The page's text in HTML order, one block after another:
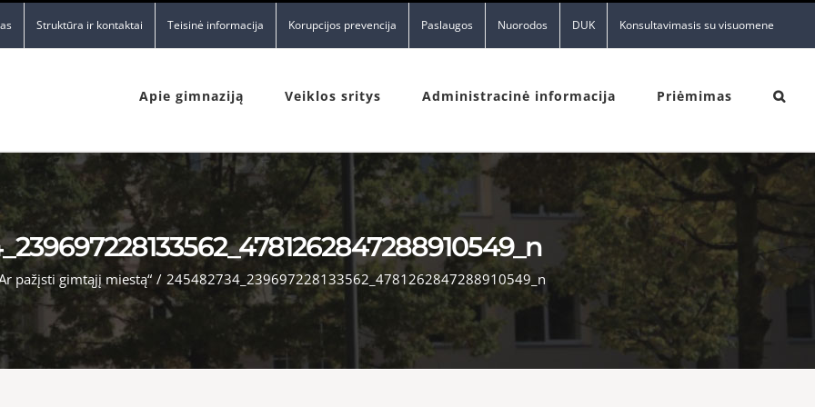
Struktūra ir kontaktai Teisinė informacija Korupcijos prevencija Paslaugos Nuorodos DUK Konsultavimasis su visuomene
Apie gimnaziją Veiklos sritys Administracinė informacija Priėmimas
pažįsti gimtąjį miestą“ / 245482734_239697228133562_4781262847288910549_n